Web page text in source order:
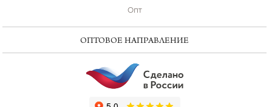
Опт
ОПТОВОЕ НАПРАВЛЕНИЕ